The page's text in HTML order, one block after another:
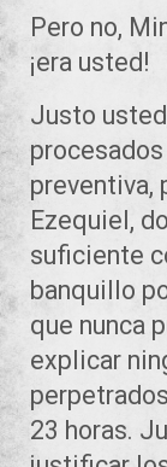
Pero no,
¡era usted!
Justo
preventiva,
Ezequiel,
suficiente
banquillo
que nunca
explicar
23 horas.